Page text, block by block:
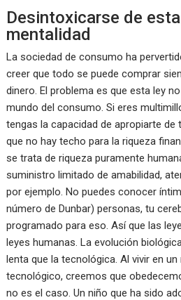
Desintoxicarse de
mentalidad
La sociedad de consumo ha
creer que todo se puede comprar
dinero. El problema es que esta ley
mundo del consumo. Si eres
tengas la capacidad de apropiarte de
que no hay techo para la riqueza
se trata de riqueza puramente
suministro limitado de amabilidad,
por ejemplo. No puedes conocer
número de Dunbar) personas, tu
programado para eso. Así que las
leyes humanas. La evolución
lenta que la tecnológica. Al vivir en
tecnológico, creemos que
no es el caso. Un niño que ha sido